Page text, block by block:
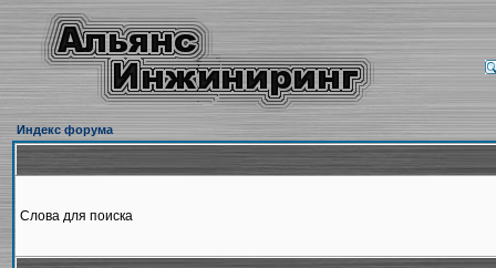
Индекс форума
Слова для поиска